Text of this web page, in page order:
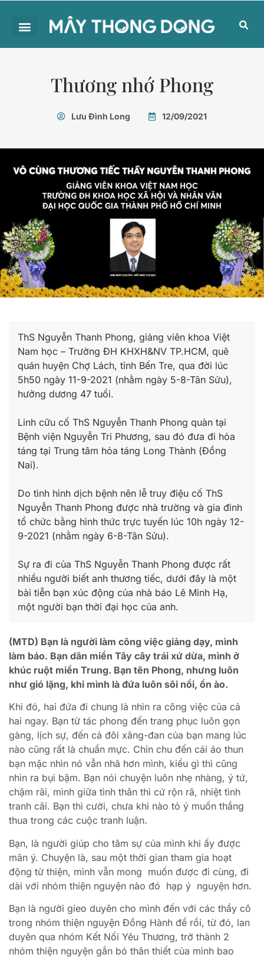
Thương nhớ Phong
Lưu Đình Long 12/09/2021
ThS Nguyễn Thanh Phong, giảng viên khoa Việt
Nam học – Trường ĐH KHXH&NV TP.HCM, quê
quán huyện Chợ Lách, tỉnh Bến Tre, qua đời lúc
5h50 ngày 11-9-2021 (nhằm ngày 5-8-Tân Sửu),
hưởng dương 47 tuổi.
Linh cữu cố ThS Nguyễn Thanh Phong quàn tại
Bệnh viện Nguyễn Tri Phương, sau đó đưa đi hỏa
táng tại Trung tâm hỏa táng Long Thành (Đồng
Nai).
Do tình hình dịch bệnh nên lễ truy điệu cố ThS
Nguyễn Thanh Phong được nhà trường và gia đình
tổ chức bằng hình thức trực tuyến lúc 10h ngày 12-
9-2021 (nhằm ngày 6-8-Tân Sửu).
Sự ra đi của ThS Nguyễn Thanh Phong được rất
nhiều người biết anh thương tiếc, dưới đây là một
bài tiễn bạn xúc động của nhà báo Lê Minh Hạ,
một người bạn thời đại học của anh.
(MTD) Bạn là người làm công việc giảng dạy, mình
làm báo. Bạn dân miền Tây cây trái xứ dừa, mình ở
khúc ruột miền Trung. Bạn tên Phong, nhưng luôn
như gió lặng, khi mình là đứa luôn sôi nổi, ồn ào.
Khi đó, hai đứa đi chung là nhìn ra công việc của cả
hai ngay. Bạn từ tác phong đến trang phục luôn gọn
gàng, lịch sự, đến cả đôi xăng-đan của bạn mang lúc
nào cũng rất là chuẩn mực. Chỉn chu đến cái áo thun
bạn mặc nhìn nó vẫn nhã hơn mình, kiểu gì thì cũng
nhìn ra bụi bặm. Bạn nói chuyện luôn nhẹ nhàng, ý tứ,
chậm rãi, mình giữa tình thân thì cứ rộn rã, nhiệt tình
tranh cãi. Bạn thì cười, chưa khi nào tỏ ý muốn thắng
thua trong các cuộc tranh luận.
Bạn, là người giúp cho tâm sự của mình khi ấy được
mãn ý. Chuyện là, sau một thời gian tham gia hoạt
động từ thiện, mình vẫn mong muốn được đi cùng, đi
dài với nhóm thiện nguyện nào đó hạp ý nguyện hơn.
Bạn là người gieo duyên cho mình đến với các thầy cô
trong nhóm thiện nguyện Đồng Hành để rồi, từ đó, lan
duyên qua nhóm Kết Nối Yêu Thương, trở thành 2
nhóm thiện nguyện gắn bó thân thiết của mình bao